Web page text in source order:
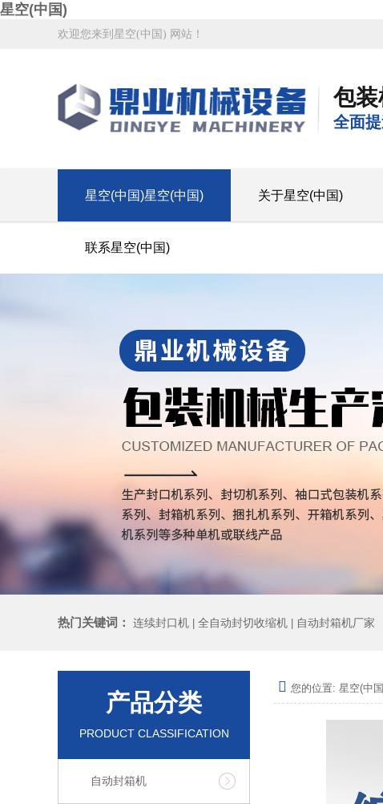
星空(中国)
欢迎您来到星空(中国) 网站！
包
全面
星空(中国)星空(中国) 关于星空(中国)
联系星空(中国)
热门关键词： 连续封口机 全自动封切收缩机 自动封箱机厂家
产品分类
PRODUCT CLASSIFICATION
自动封箱机
您的位置: 星空(中